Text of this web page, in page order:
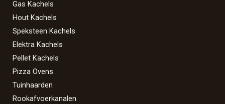
Gas Kachels
Hout Kachels
Speksteen Kachels
Elektra Kachels
Pellet Kachels
Pizza Ovens
Tuinhaarden
Rookafvoerkanalen